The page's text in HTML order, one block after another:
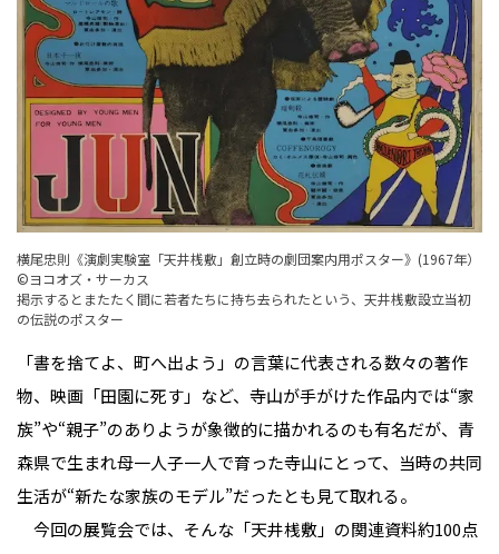
横尾忠則《演劇実験室「天井桟敷」創立時の劇団案内用ポスター》(1967年）
©ヨコオズ・サーカス
掲示するとまたたく間に若者たちに持ち去られたという、天井桟敷設立当初
の伝説のポスター
「書を捨てよ、町へ出よう」の言葉に代表される数々の著作
物、映画「田園に死す」など、寺山が手がけた作品内では“家
族”や“親子”のありようが象徴的に描かれるのも有名だが、青
森県で生まれ母一人子一人で育った寺山にとって、当時の共同
生活が“新たな家族のモデル”だったとも見て取れる。
今回の展覧会では、そんな「天井桟敷」の関連資料約100点